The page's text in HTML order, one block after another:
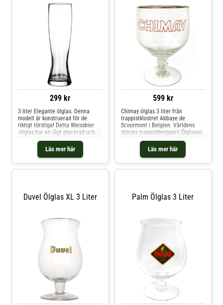
299 kr
Läs mer här
3 liter Elegante ölglas. Denna
modell är konstruerad för de
riktigt törstiga! Detta Weissbier
-ölglas har en lågt placerad och
greppbarheten. Elegante
Weissbier ölglas är tillverkat av
den tyska glasproducenten
599 kr
Läs mer här
Chimay ölglas 3 liter från
trappistklostret Abbaye de
Scourmont i Belgien. Världens
största trappistbryggeri! Ölglasen
bägare för att lyfta fram
aromerna och munkänslan från
trappistölen. Avnjut en äkta
Duvel Ölglas XL 3 Liter Palm Ölglas 3 Liter